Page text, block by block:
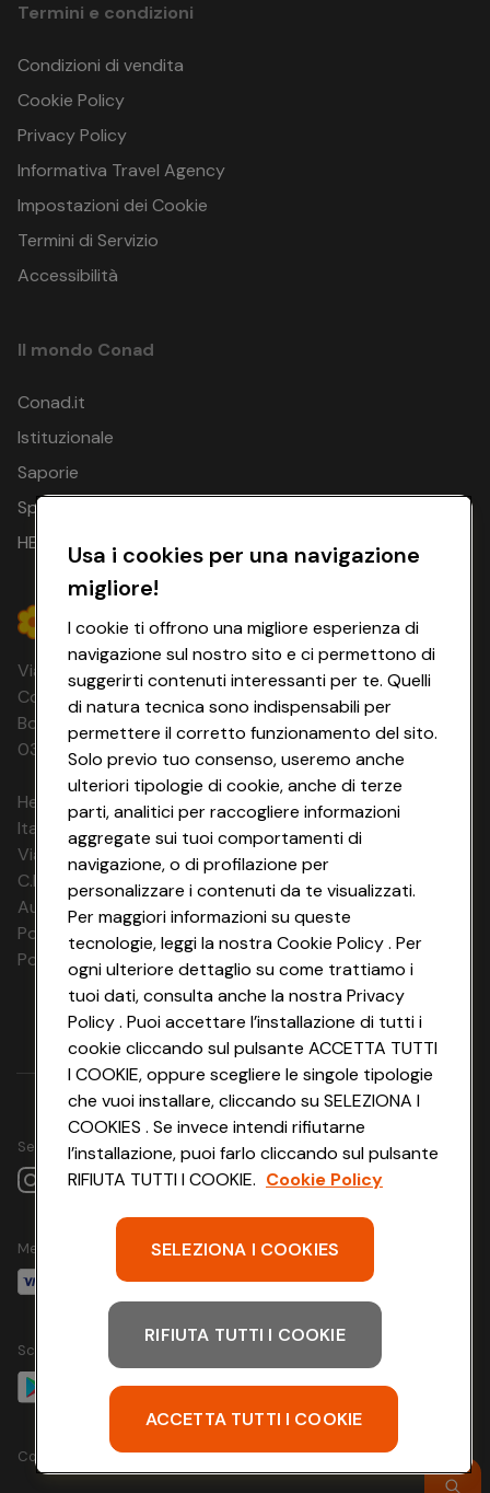
Termini e condizioni
Condizioni di vendita
Cookie Policy
Privacy Policy
Informativa Travel Agency
Impostazioni dei Cookie
Termini di Servizio
Accessibilità
Il mondo Conad
Conad.it
Istituzionale
Saporie
Spesa Online
HEYCONAD
Via Michelino, 59 | 40127 BOLOGNA
Codice Fiscale e Registro Imprese di
Bologna 00865960157 PARTITA IVA
03320960374 CONAD SOC. COOP.
HeyConad Viaggi è un servizio gestito da
Italia Travel Marketing S.r.l.
Via Chiesolina 8 | 37066 Sommacampagna (VR)
C.F. e P.IVA: 03816060234
Aut. Prov Verona n. 4737/10
Polizza Ass. RC n. 177765037
Polizza Ass. Protection n. 6006000083/F
Seguici su
Metodo di pagamento
Scarica l'app
Copyright @ Conad 2024
Usa i cookies per una navigazione
migliore!
I cookie ti offrono una migliore esperienza di
navigazione sul nostro sito e ci permettono di
suggerirti contenuti interessanti per te. Quelli
di natura tecnica sono indispensabili per
permettere il corretto funzionamento del sito.
Solo previo tuo consenso, useremo anche
ulteriori tipologie di cookie, anche di terze
parti, analitici per raccogliere informazioni
aggregate sui tuoi comportamenti di
navigazione, o di profilazione per
personalizzare i contenuti da te visualizzati.
Per maggiori informazioni su queste
tecnologie, leggi la nostra Cookie Policy . Per
ogni ulteriore dettaglio su come trattiamo i
tuoi dati, consulta anche la nostra Privacy
Policy . Puoi accettare l’installazione di tutti i
cookie cliccando sul pulsante ACCETTA TUTTI
I COOKIE, oppure scegliere le singole tipologie
che vuoi installare, cliccando su SELEZIONA I
COOKIES . Se invece intendi rifiutarne
l’installazione, puoi farlo cliccando sul pulsante
RIFIUTA TUTTI I COOKIE. Cookie Policy
SELEZIONA I COOKIES
RIFIUTA TUTTI I COOKIE
ACCETTA TUTTI I COOKIE